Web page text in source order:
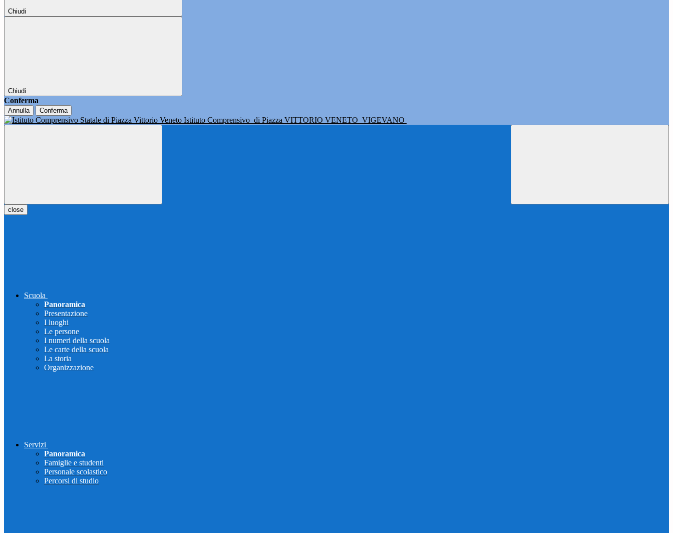
Chiudi
Chiudi
Conferma
Annulla Conferma
Istituto Comprensivo di Piazza VITTORIO VENETO VIGEVANO
close
Scuola
Panoramica
Presentazione
I luoghi
Le persone
I numeri della scuola
Le carte della scuola
La storia
Organizzazione
Servizi
Panoramica
Famiglie e studenti
Personale scolastico
Percorsi di studio